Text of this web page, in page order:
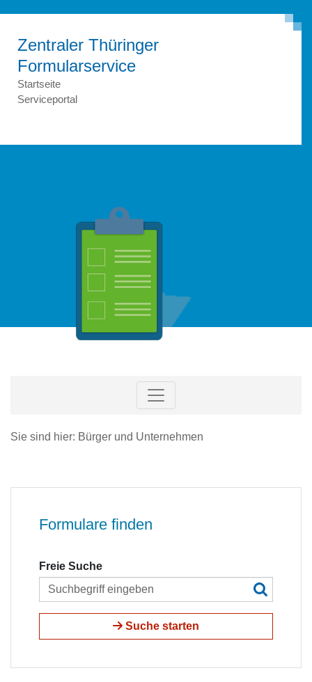
Zentraler Thüringer
Formular­service
Startseite
Serviceportal
Sie sind hier: Bürger und Unternehmen
Formulare finden
Freie Suche
Suche starten